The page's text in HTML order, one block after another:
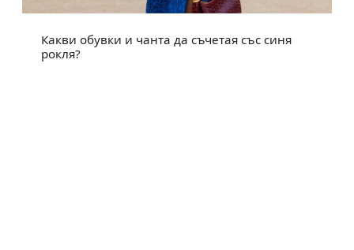
Какви обувки и чанта да съчетая със синя
рокля?